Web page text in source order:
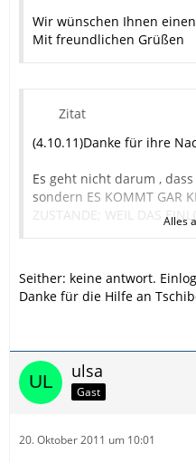
Wir wünschen Ihnen
Mit freundlichen Grüßen
Zitat
(4.10.11)Danke für ihre
Es geht nicht darum ,
sondern ES KOMMT GAR
ZUSTANDE; WEIL DAS
ZUGEDSICHERTEN
MfG
Alles
Seither: keine antwort.
Danke für die Hilfe an
ulsa
Gast
20. Oktober 2011 um 10:01